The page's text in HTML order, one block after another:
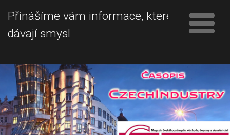
Přinášíme vám informace, které
dávají smysl